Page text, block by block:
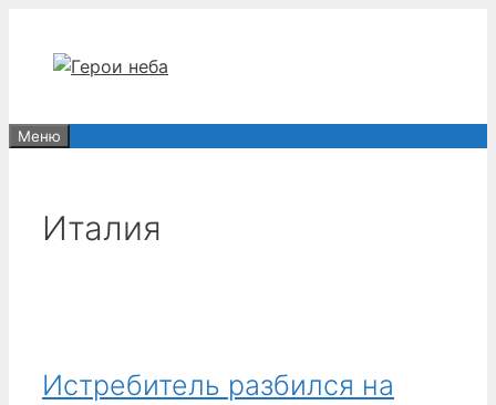
содержимому
Меню
Италия
Истребитель разбился на